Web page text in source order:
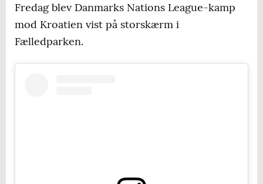
Fredag blev Danmarks Nations League-kamp
mod Kroatien vist på storskærm i
Fælledparken.